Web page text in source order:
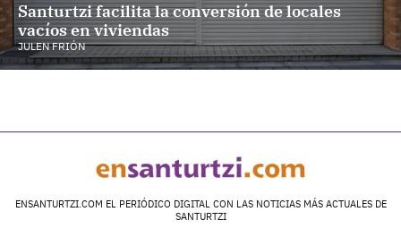
Santurtzi facilita la conversión de locales
vacíos en viviendas
JULEN FRIÓN
ENSANTURTZI.COM EL PERIÓDICO DIGITAL CON LAS NOTICIAS MÁS ACTUALES DE
SANTURTZI